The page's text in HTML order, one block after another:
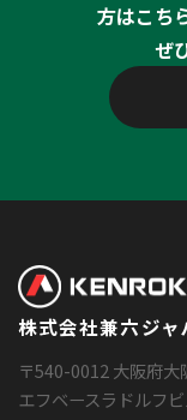
方はこち
ぜ
株式会社兼六ジャ
〒540-0012 大阪府
エフベースラドルフ